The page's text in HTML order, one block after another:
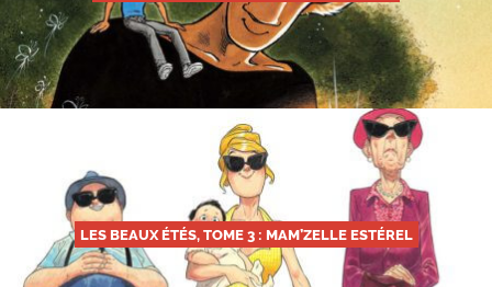
LES BEAUX ÉTÉS, TOME 3 : MAM’ZELLE ESTÉREL